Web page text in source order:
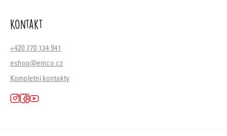
Kontakt
+420 770 134 941
eshop@emco.cz
Kompletní kontakty